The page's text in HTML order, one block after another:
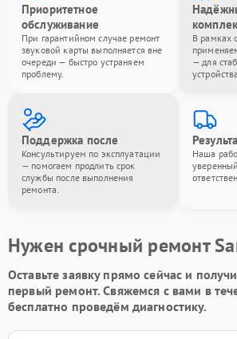
Приоритетное
обслуживание
При гарантийном случае ремонт
звуковой карты выполняется вне
очереди — быстро устраняем
проблему.
В рамках
— для
устройства.
Поддержка после
Консультируем по эксплуатации
— помогаем продлить срок
службы после выполнения
ремонта.
Наша
Нужен срочный ремонт
Оставьте заявкупрямо сейчас и
первый ремонт. Свяжемся с вами в
бесплатно проведём диагностику.